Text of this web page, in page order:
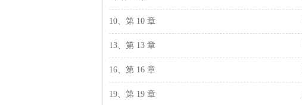
10、第 10 章
13、第 13 章
16、第 16 章
19、第 19 章